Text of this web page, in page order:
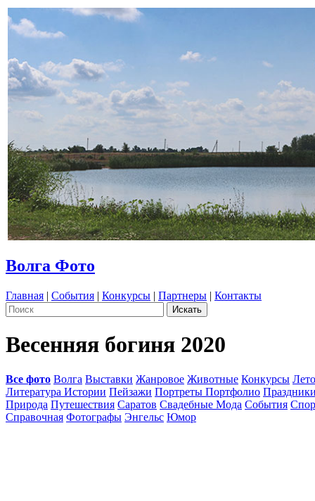
Волга Фото
Главная | События | Конкурсы | Партнеры | Контакты
Весенняя богиня 2020
Все фото Волга Выставки Жанровое Животные Конкурсы
Литература Истории Пейзажи Портреты Портфолио
Природа Путешествия Саратов Свадебные Мода События
Справочная Фотографы Энгельс Юмор